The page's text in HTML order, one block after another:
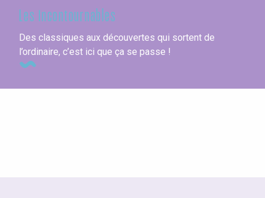
Les incontournables
Des classiques aux découvertes qui sortent de
l’ordinaire, c’est ici que ça se passe !